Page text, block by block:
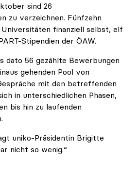
sind 26
zu verzeichnen. Fünfzehn
finanziell selbst, elf
Stipendien der ÖAW.
dato 56 gezählte Bewerbungen
gehenden Pool von
mit den betreffenden
in unterschiedlichen Phasen,
bis hin zu laufenden
uniko-Präsidentin Brigitte
nicht so wenig.“
US-Forscher:innen an